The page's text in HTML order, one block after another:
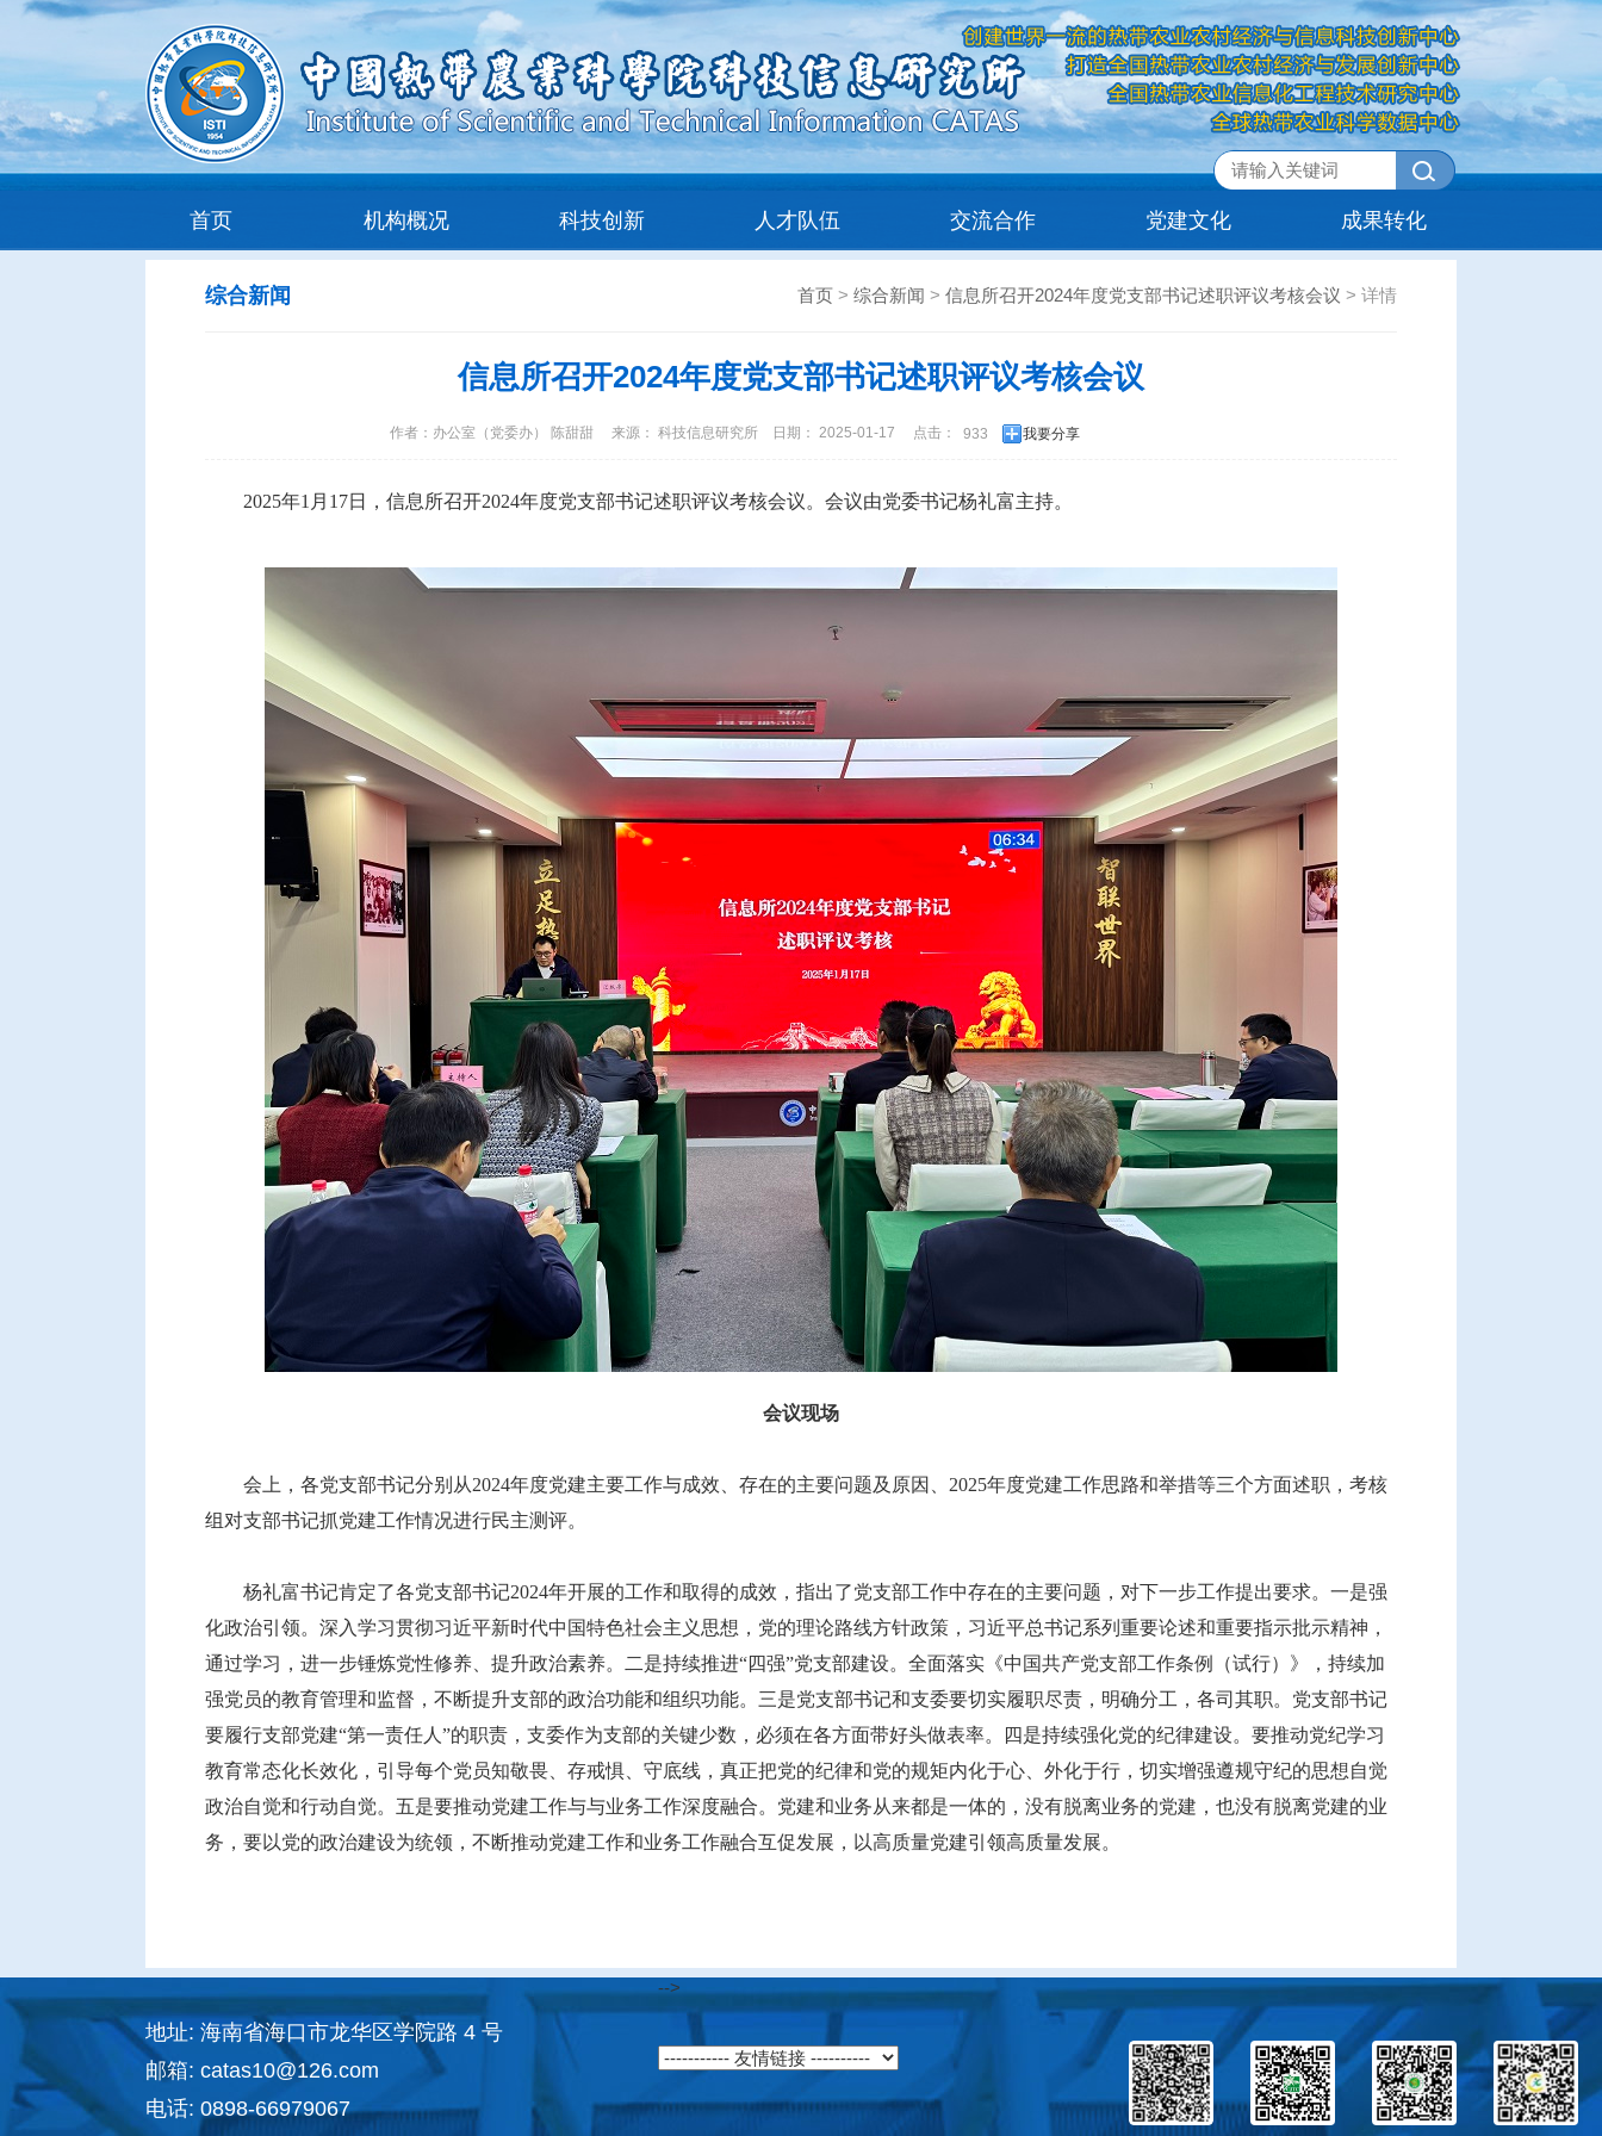
首页 机构概况 科技创新 人才队伍 交流合作 党建文化 成果转化
综合新闻 首页 > 综合新闻 > 信息所召开2024年度党支部书记述职评议考核会议 > 详情
信息所召开2024年度党支部书记述职评议考核会议
作者： 办公室（党委办） 陈甜甜 来源： 科技信息研究所 日期： 2025-01-17 点击： 933 我要分享
2025年1月17日，信息所召开2024年度党支部书记述职评议考核会议。会议由党委书记杨礼富主持。
会议现场
会上，各党支部书记分别从2024年度党建主要工作与成效、存在的主要问题及原因、2025年度党建工作思路和举措等三个方面述职，考核
组对支部书记抓党建工作情况进行民主测评。
杨礼富书记肯定了各党支部书记2024年开展的工作和取得的成效，指出了党支部工作中存在的主要问题，对下一步工作提出要求。一是强
化政治引领。深入学习贯彻习近平新时代中国特色社会主义思想，党的理论路线方针政策，习近平总书记系列重要论述和重要指示批示精神，
通过学习，进一步锤炼党性修养、提升政治素养。二是持续推进“四强”党支部建设。全面落实《中国共产党支部工作条例（试行）》，持续加
强党员的教育管理和监督，不断提升支部的政治功能和组织功能。三是党支部书记和支委要切实履职尽责，明确分工，各司其职。党支部书记
要履行支部党建“第一责任人”的职责，支委作为支部的关键少数，必须在各方面带好头做表率。四是持续强化党的纪律建设。要推动党纪学习
教育常态化长效化，引导每个党员知敬畏、存戒惧、守底线，真正把党的纪律和党的规矩内化于心、外化于行，切实增强遵规守纪的思想自觉
政治自觉和行动自觉。五是要推动党建工作与与业务工作深度融合。党建和业务从来都是一体的，没有脱离业务的党建，也没有脱离党建的业
务，要以党的政治建设为统领，不断推动党建工作和业务工作融合互促发展，以高质量党建引领高质量发展。
地址: 海南省海口市龙华区学院路 4 号
邮箱: catas10@126.com
电话: 0898-66979067
-->